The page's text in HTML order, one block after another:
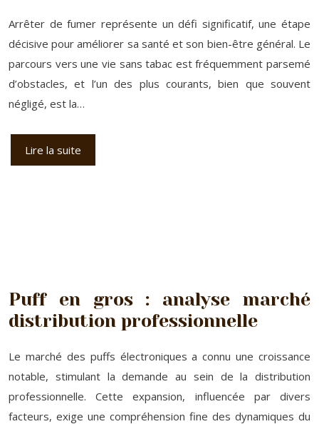
Arrêter de fumer représente un défi significatif, une étape
décisive pour améliorer sa santé et son bien-être général. Le
parcours vers une vie sans tabac est fréquemment parsemé
d’obstacles, et l’un des plus courants, bien que souvent
négligé, est la…
Lire la suite
Puff en gros : analyse marché
distribution professionnelle
Le marché des puffs électroniques a connu une croissance
notable, stimulant la demande au sein de la distribution
professionnelle. Cette expansion, influencée par divers
facteurs, exige une compréhension fine des dynamiques du